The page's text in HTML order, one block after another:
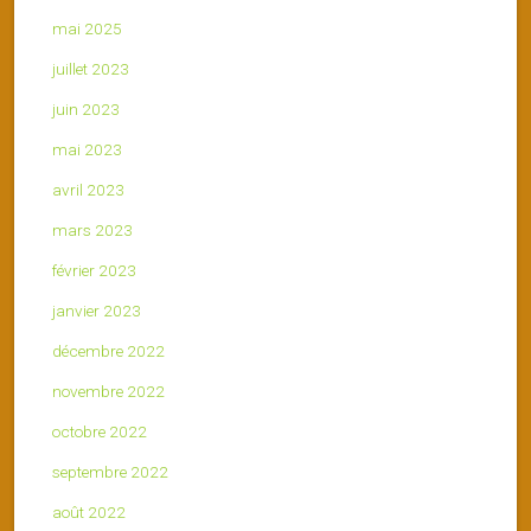
mai 2025
juillet 2023
juin 2023
mai 2023
avril 2023
mars 2023
février 2023
janvier 2023
décembre 2022
novembre 2022
octobre 2022
septembre 2022
août 2022